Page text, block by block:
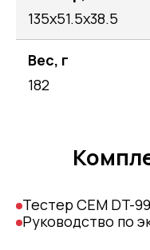
135х51.5х38.5
Вес, г
182
Тестер CEM DT-
Руководство по